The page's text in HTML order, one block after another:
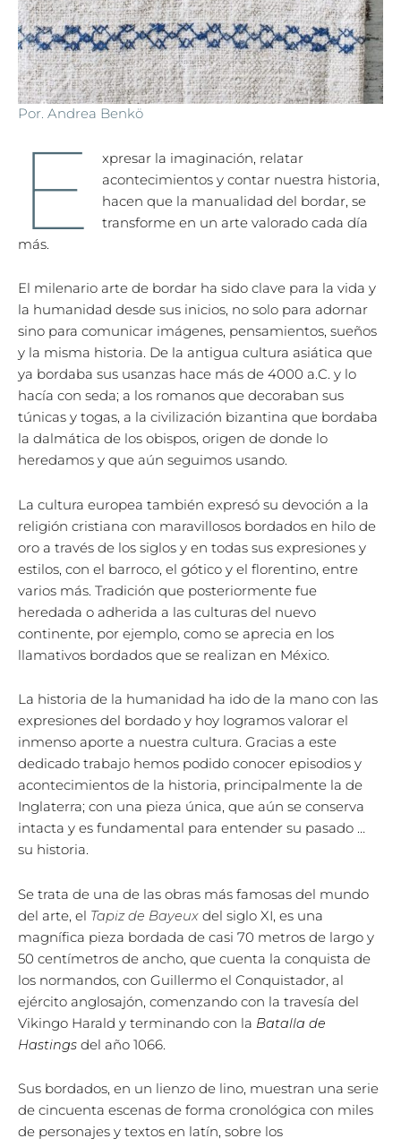
Por. Andrea Benkö
E
xpresar la imaginación, relatar
acontecimientos y contar nuestra historia,
hacen que la manualidad del bordar, se
transforme en un arte valorado cada día
más.
El milenario arte de bordar ha sido clave para la vida y
la humanidad desde sus inicios, no solo para adornar
sino para comunicar imágenes, pensamientos, sueños
y la misma historia. De la antigua cultura asiática que
ya bordaba sus usanzas hace más de 4000 a.C. y lo
hacía con seda; a los romanos que decoraban sus
túnicas y togas, a la civilización bizantina que bordaba
la dalmática de los obispos, origen de donde lo
heredamos y que aún seguimos usando.
La cultura europea también expresó su devoción a la
religión cristiana con maravillosos bordados en hilo de
oro a través de los siglos y en todas sus expresiones y
estilos, con el barroco, el gótico y el florentino, entre
varios más. Tradición que posteriormente fue
heredada o adherida a las culturas del nuevo
continente, por ejemplo, como se aprecia en los
llamativos bordados que se realizan en México.
La historia de la humanidad ha ido de la mano con las
expresiones del bordado y hoy logramos valorar el
inmenso aporte a nuestra cultura. Gracias a este
dedicado trabajo hemos podido conocer episodios y
acontecimientos de la historia, principalmente la de
Inglaterra; con una pieza única, que aún se conserva
intacta y es fundamental para entender su pasado …
su historia.
Se trata de una de las obras más famosas del mundo
del arte, el Tapiz de Bayeux del siglo XI, es una
magnífica pieza bordada de casi 70 metros de largo y
50 centímetros de ancho, que cuenta la conquista de
los normandos, con Guillermo el Conquistador, al
ejército anglosajón, comenzando con la travesía del
Vikingo Harald y terminando con la Batalla de
Hastings del año 1066.
Sus bordados, en un lienzo de lino, muestran una serie
de cincuenta escenas de forma cronológica con miles
de personajes y textos en latín, sobre los